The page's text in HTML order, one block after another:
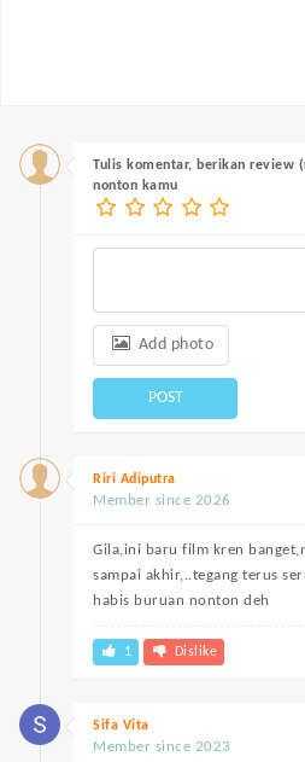
Tulis komentar, berikan review
nonton kamu
Add photo
POST
Riri Adiputra
Member since 2026
Gila,ini baru film kren
sampai akhir,..tegang terus
habis buruan nonton deh
1 Dislike
Sifa Vita
Member since 2023